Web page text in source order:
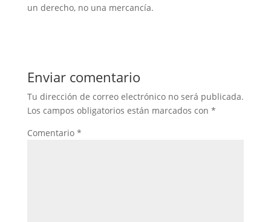
un derecho, no una mercancía.
Enviar comentario
Tu dirección de correo electrónico no será publicada.
Los campos obligatorios están marcados con *
Comentario *